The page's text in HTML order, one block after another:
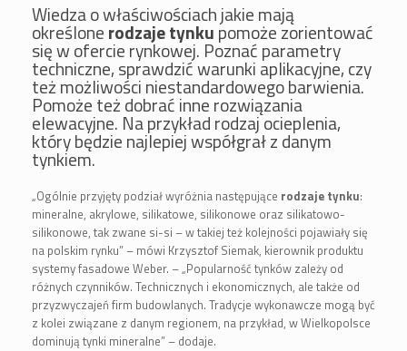
Wiedza o właściwościach jakie mają
określone rodzaje tynku pomoże zorientować
się w ofercie rynkowej. Poznać parametry
techniczne, sprawdzić warunki aplikacyjne, czy
też możliwości niestandardowego barwienia.
Pomoże też dobrać inne rozwiązania
elewacyjne. Na przykład rodzaj ocieplenia,
który będzie najlepiej współgrał z danym
tynkiem.
„Ogólnie przyjęty podział wyróżnia następujące rodzaje tynku:
mineralne, akrylowe, silikatowe, silikonowe oraz silikatowo-
silikonowe, tak zwane si-si – w takiej też kolejności pojawiały się
na polskim rynku” – mówi Krzysztof Siemak, kierownik produktu
systemy fasadowe Weber. – „Popularność tynków zależy od
różnych czynników. Technicznych i ekonomicznych, ale także od
przyzwyczajeń firm budowlanych. Tradycje wykonawcze mogą być
z kolei związane z danym regionem, na przykład, w Wielkopolsce
dominują tynki mineralne” – dodaje.